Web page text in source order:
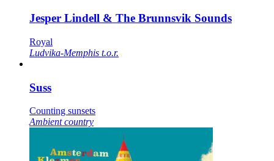
Jesper Lindell & The Brunnsvik Sounds
Royal
Ludvika-Memphis t.o.r.
Suss
Counting sunsets
Ambient country